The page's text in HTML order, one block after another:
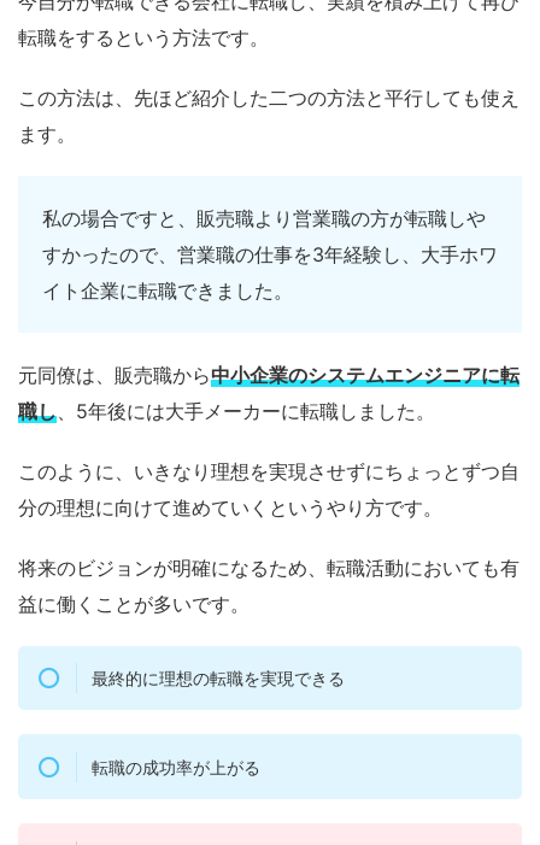
転職をするという方法です。
この方法は、先ほど紹介した二つの方法と平行しても使え
ます。
私の場合ですと、販売職より営業職の方が転職しや
すかったので、営業職の仕事を3年経験し、大手ホワ
イト企業に転職できました。
元同僚は、販売職から中小企業のシステムエンジニアに転
職し 、5年後には大手メーカーに転職しました。
このように、いきなり理想を実現させずにちょっとずつ自
分の理想に向けて進めていくというやり方です。
将来のビジョンが明確になるため、転職活動においても有
益に働くことが多いです。
最終的に理想の転職を実現できる
転職の成功率が上がる